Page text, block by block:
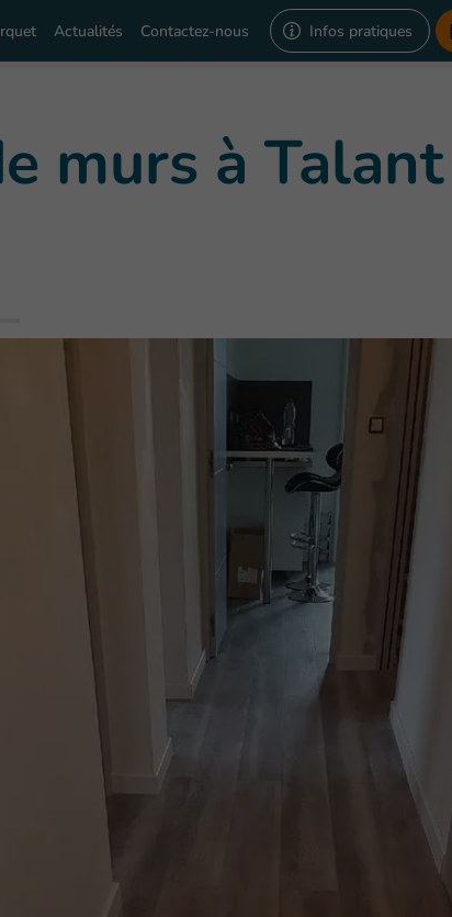
Actualités Contactez-nous Infos pratiques
murs à Talant